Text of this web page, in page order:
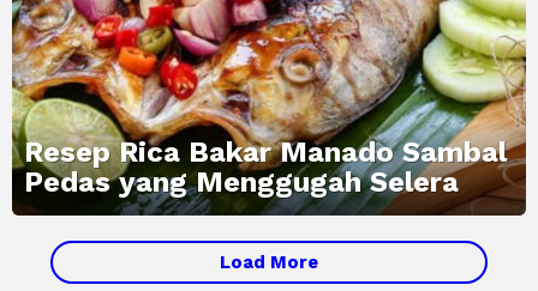
Resep Rica Bakar Manado Sambal
Pedas yang Menggugah Selera
MORE
STORIES
Load More